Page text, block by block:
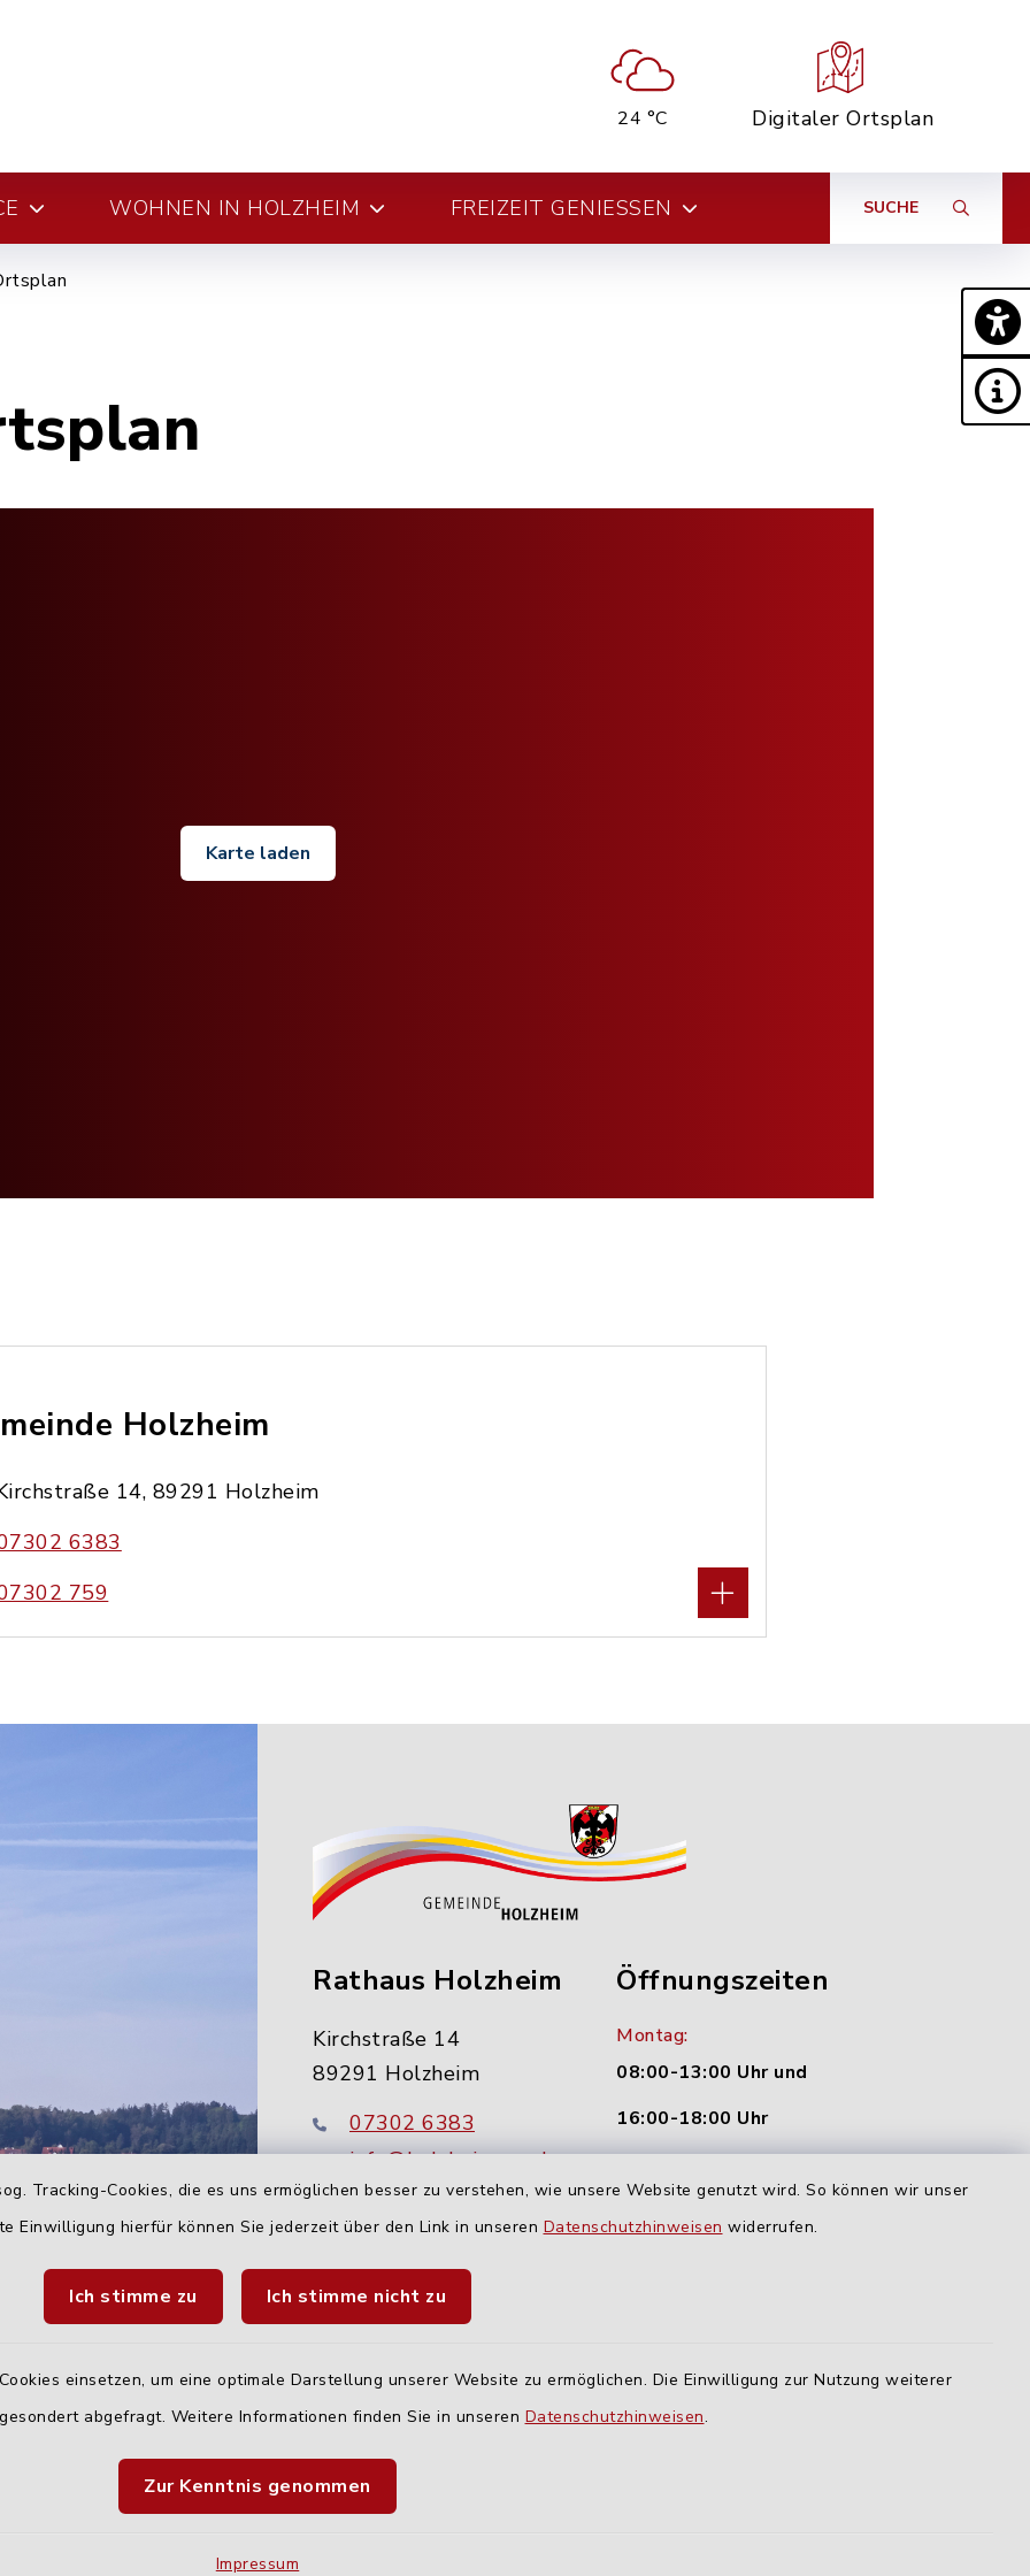
Tracking-Cookies, die es uns ermöglichen besser zu verstehen, wie unsere Website genutzt wird. So können wir unser
Einwilligung hierfür können Sie jederzeit über den Link in unseren Datenschutzhinweisen widerrufen.
Ich stimme zu Ich stimme nicht zu
einsetzen, um eine optimale Darstellung unserer Website zu ermöglichen. Die Einwilligung zur Nutzung weiterer
abgefragt. Weitere Informationen finden Sie in unseren Datenschutzhinweisen.
Zur Kenntnis genommen
Impressum
24 °C Digitaler Ortsplan
WOHNEN IN HOLZHEIM FREIZEIT GENIESSEN SUCHE
Karte laden
Holzheim
14, 89291 Holzheim
6383
759
Rathaus Holzheim
Kirchstraße 14
89291 Holzheim
07302 6383
info@holzheim-nu.de
Öffnungszeiten
Montag:
08:00-13:00 Uhr und
16:00-18:00 Uhr
Landratsamt Neu-Ulm